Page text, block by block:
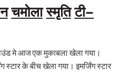
चमोला स्मृति टी–
मे आज एक मुकाबला खेला गया।
स्टार के बीच खेला गया। इमर्जिंग स्टार